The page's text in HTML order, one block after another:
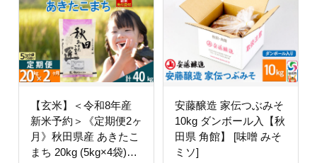
【玄米】＜令和8年産
新米予約＞《定期便2ヶ
月》秋田県産 あきたこ
まち 20kg (5kg×4袋)×2
安藤醸造 家伝つぶみそ
10kg ダンボール入【秋
田県 角館】 [味噌 みそ
ミソ]